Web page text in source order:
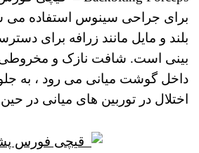
برای جراحی سینوس استفاده می
بلند و مایل مانند زرافه برای
بینی است. شافت نازک و مخروطی
داخل گوشت میانی می رود ، به
اختلال در توربین های میانی در